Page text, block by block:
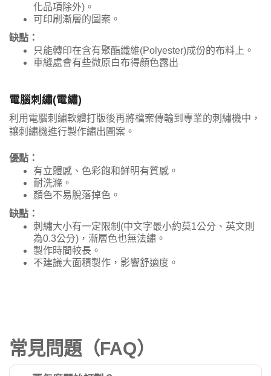
化品項除外)。
可印刷漸層的圖案。
缺點：
只能轉印在含有聚酯纖維(Polyester)成份的布料上。
車縫處會有些微原白布得顏色露出
電腦刺繡(電繡)
利用電腦刺繡軟體打版後再將檔案傳輸到專業的刺繡機中，
讓刺繡機進行製作繡出圖案。
優點：
有立體感、色彩飽和鮮明有質感。
耐洗滌。
顏色不易脫落掉色。
缺點：
刺繡大小有一定限制(中文字最小約莫1公分、英文則
為0.3公分)，漸層色也無法繡。
製作時間較長。
不建議大面積製作，影響舒適度。
常見問題（FAQ）